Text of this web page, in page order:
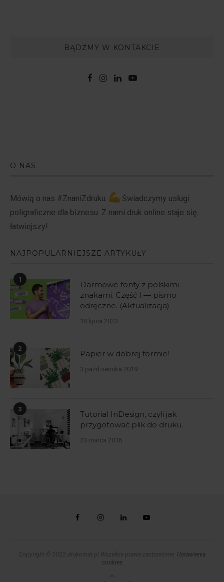
BĄDŹMY W KONTAKCIE
O NAS
Mówią o nas #ZnaniZdruku.
Świadczymy usługi
poligraficzne dla biznesu. Z nami druk online staje się
łatwiejszy!
NAJPOPULARNIEJSZE ARTYKUŁY
1
Darmowe fonty z polskimi
znakami. Część I — pismo
odręczne. (Aktualizacja)
10 lipca 2023
2
Papier w dobrej formie!
3 października 2019
3
Tutorial InDesign, czyli jak
przygotować plik do druku.
23 marca 2016
Ustawienia
cookies